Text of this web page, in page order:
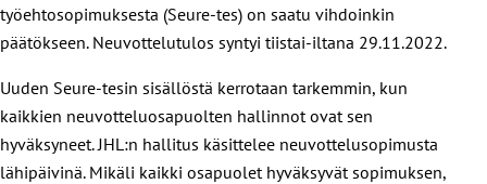
työehtosopimuksesta (Seure-tes) on saatu vihdoinkin
päätökseen. Neuvottelutulos syntyi tiistai-iltana 29.11.2022.
Uuden Seure-tesin sisällöstä kerrotaan tarkemmin, kun
kaikkien neuvotteluosapuolten hallinnot ovat sen
hyväksyneet. JHL:n hallitus käsittelee neuvottelusopimusta
lähipäivinä. Mikäli kaikki osapuolet hyväksyvät sopimuksen,